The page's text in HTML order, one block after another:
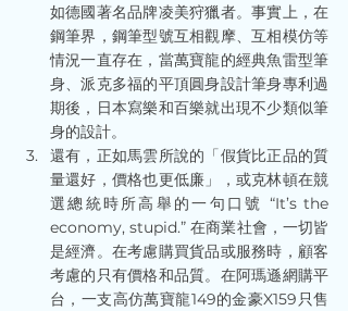
如德國著名品牌凌美狩獵者。事實上，在
鋼筆界，鋼筆型號互相觀摩、互相模仿等
情況一直存在，當萬寶龍的經典魚雷型筆
身、派克多福的平頂圓身設計筆身專利過
期後，日本寫樂和百樂就出現不少類似筆
身的設計。
還有，正如馬雲所說的「假貨比正品的質
量還好，價格也更低廉」，或克林頓在競
選總統時所高舉的一句口號 “It’s the
economy, stupid.” 在商業社會，一切皆
是經濟。在考慮購買貨品或服務時，顧客
考慮的只有價格和品質。在阿瑪遜網購平
台，一支高仿萬寶龍149的金豪X159只售